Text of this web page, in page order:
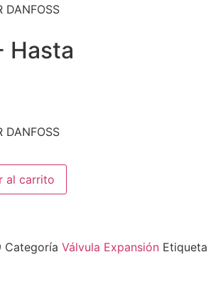
DANFOSS
Hasta
DANFOSS
al carrito
Categoría Válvula Expansión Etiqueta